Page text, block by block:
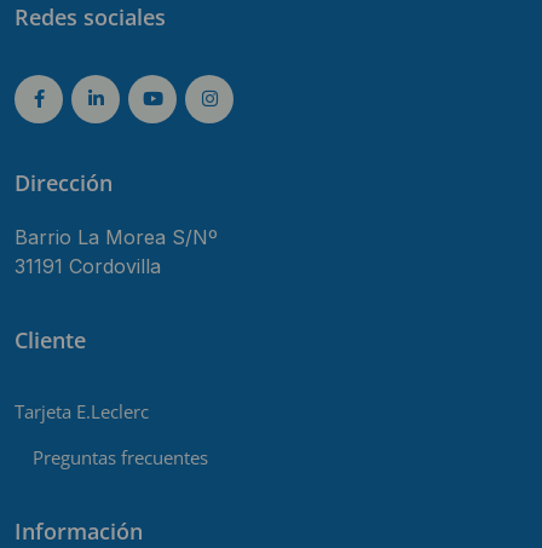
Redes sociales
Dirección
Barrio La Morea S/Nº
31191 Cordovilla
Cliente
Tarjeta E.Leclerc
Preguntas frecuentes
Información